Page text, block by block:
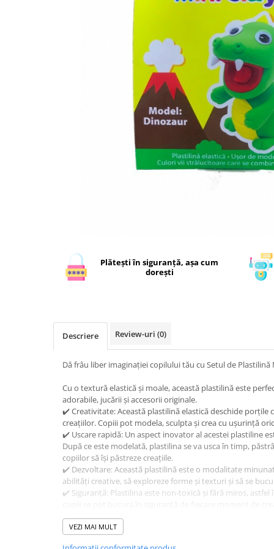
Plătești în siguranță, așa cum
dorești
Descriere Review-uri (0)
Dă frâu liber imaginației copilului tău cu Setul de Plastilină
Cu o textură elastică și moale, această plastilină este
adorabile, jucării și accesorii originale.
✔️ Creativitate: Această plastilină elastică deschide porțile
creațiilor. Copiii pot modela, sculpta și crea cu ușurință
✔️ Uscare rapidă: Un aspect inovator al acestei plastiline
După ce este modelată, plastilina se va usca în timp,
copiilor să își păstreze creațiile.
✔️ Dezvoltare: Această plastilină este o modalitate
abilități creative, să exploreze forme și texturi și să se
✔️ Siguranță: Plastilina este non-toxică și fără miros,
✔️ Ușor de Folosit: Culorile pot fi amestecate pentru a crea
lipește, nu pătează și se curăță ușor de pe suprafețe
VEZI MAI MULT